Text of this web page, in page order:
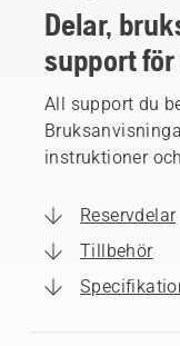
Delar,
support
All support du
instruktioner
Reservdelar
Tillbehör